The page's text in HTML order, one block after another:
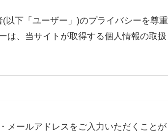
以下「ユーザー」)のプライバシーを尊重
は、当サイトが取得する個人情報の取扱
メールアドレスをご入力いただくことが